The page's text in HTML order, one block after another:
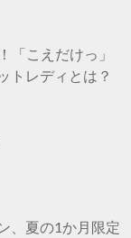
「こえだけっ」
トレディとは？
、夏の1か月限定